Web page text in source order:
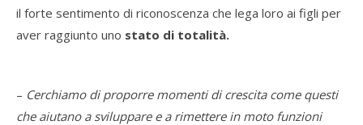
il forte sentimento di riconoscenza che lega loro ai figli per
aver raggiunto uno stato di totalità.
– Cerchiamo di proporre momenti di crescita come questi
che aiutano a sviluppare e a rimettere in moto funzioni